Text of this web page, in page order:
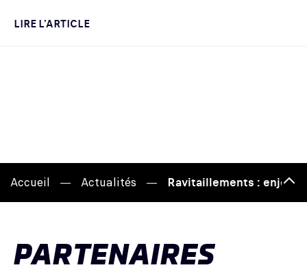
LIRE L'ARTICLE
Accueil Actualités Ravitaillements : enjeu
de
PARTENAIRES